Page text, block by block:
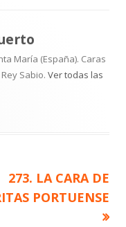
María (España). Caras
Sabio. Ver todas las
Artículo
siguiente
273. LA CARA DE
PORTUENSE